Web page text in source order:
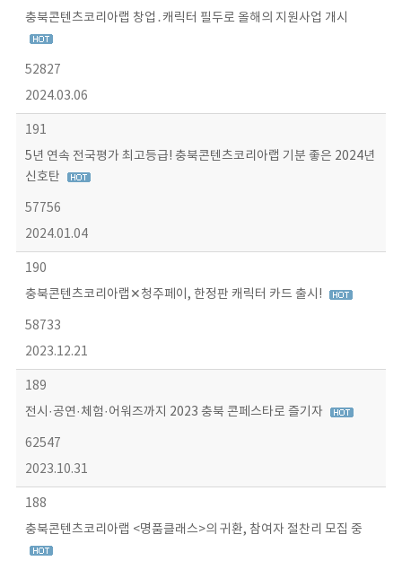
충북콘텐츠코리아랩 창업․캐릭터 필두로 올해의 지원사업 개시
52827
2024.03.06
191
5년 연속 전국평가 최고등급! 충북콘텐츠코리아랩 기분 좋은 2024년
신호탄
57756
2024.01.04
190
충북콘텐츠코리아랩✕청주페이, 한정판 캐릭터 카드 출시!
58733
2023.12.21
189
전시·공연·체험·어워즈까지 2023 충북 콘페스타로 즐기자
62547
2023.10.31
188
충북콘텐츠코리아랩 <명품클래스>의 귀환, 참여자 절찬리 모집 중